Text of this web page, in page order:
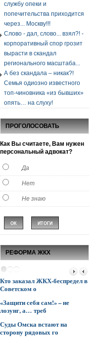
службу опеки и
попечительства приходится
через... Москву!!!
Слово - дал, слово... взял?! -
корпоративный спор грозит
вырасти в скандал
регионального масштаба...
А без скандала – никак?!
Семья одиозно известного
топ-чиновника «из бывших»
опять… на слуху!
ПРОГОЛОСОВАТЬ
Как Вы считаете, Вам нужен
персональный адвокат?
Да
Нет
Не знаю
РЕФОРМА ЖКХ
Кто заказал ЖКХ-беспредел в
Советском о
«Защити себя сам!» – не
лозунг, а… треб
Суды Омска встают на
сторону рядовых го